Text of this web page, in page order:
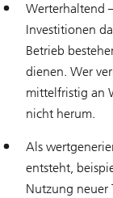
Werterhaltend
Investitionen
Betrieb
dienen. Wer
mittelfristig an
nicht herum.
Als
entsteht,
Nutzung neuer